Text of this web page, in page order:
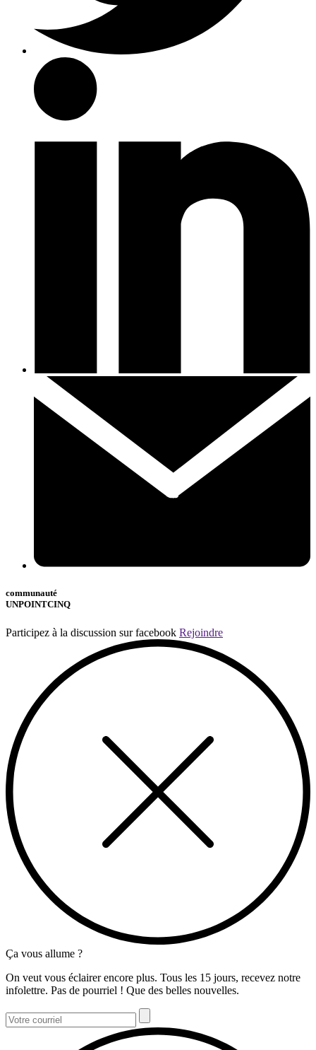
communauté
UNPOINTCINQ
Participez à la discussion sur facebook Rejoindre
Ça vous allume ?
On veut vous éclairer encore plus. Tous les 15 jours, recevez notre
infolettre. Pas de pourriel ! Que des belles nouvelles.